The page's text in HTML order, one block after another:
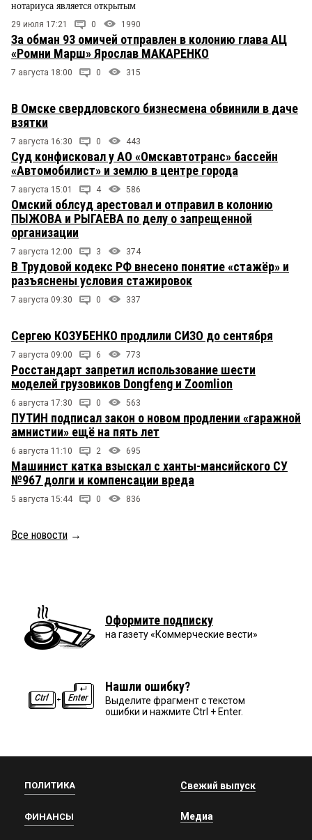
нотариуса является открытым
29 июля 17:21 0 1990
За обман 93 омичей отправлен в колонию глава АЦ
«Ромни Марш» Ярослав МАКАРЕНКО
7 августа 18:00 0 315
В Омске свердловского бизнесмена обвинили в даче
взятки
7 августа 16:30 0 443
Суд конфисковал у АО «Омскавтотранс» бассейн
«Автомобилист» и землю в центре города
7 августа 15:01 4 586
Омский облсуд арестовал и отправил в колонию
ПЫЖОВА и РЫГАЕВА по делу о запрещенной
организации
7 августа 12:00 3 374
В Трудовой кодекс РФ внесено понятие «стажёр» и
разъяснены условия стажировок
7 августа 09:30 0 337
Сергею КОЗУБЕНКО продлили СИЗО до сентября
7 августа 09:00 6 773
Росстандарт запретил использование шести
моделей грузовиков Dongfeng и Zoomlion
6 августа 17:30 0 563
ПУТИН подписал закон о новом продлении «гаражной
амнистии» ещё на пять лет
6 августа 11:10 2 695
Машинист катка взыскал с ханты-мансийского СУ
№967 долги и компенсации вреда
5 августа 15:44 0 836
Все новости →
Оформите подписку
на газету «Коммерческие вести»
Нашли ошибку?
Выделите фрагмент с текстом
ошибки и нажмите Ctrl + Enter.
ПОЛИТИКА
ФИНАНСЫ
Свежий выпуск
Медиа